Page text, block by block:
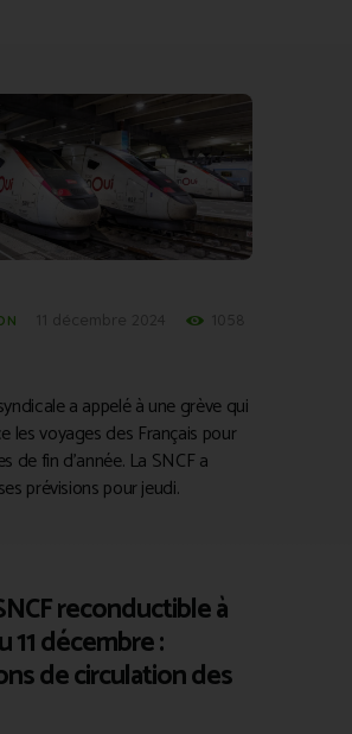
a appelé à une grève qui
les voyages des Français pour
de fin d’année. La SNCF a
prévisions pour jeudi.
reconductible à
11 décembre :
de circulation des